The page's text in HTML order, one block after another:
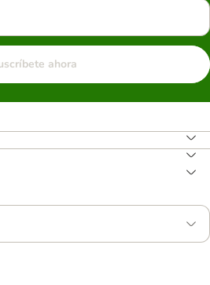
ahora